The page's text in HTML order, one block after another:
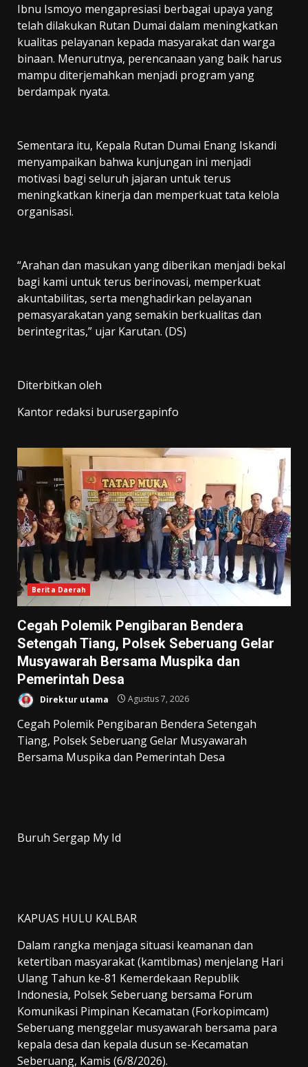
Ibnu Ismoyo mengapresiasi berbagai upaya yang
telah dilakukan Rutan Dumai dalam meningkatkan
kualitas pelayanan kepada masyarakat dan warga
binaan. Menurutnya, perencanaan yang baik harus
mampu diterjemahkan menjadi program yang
berdampak nyata.
Sementara itu, Kepala Rutan Dumai Enang Iskandi
menyampaikan bahwa kunjungan ini menjadi
motivasi bagi seluruh jajaran untuk terus
meningkatkan kinerja dan memperkuat tata kelola
organisasi.
“Arahan dan masukan yang diberikan menjadi bekal
bagi kami untuk terus berinovasi, memperkuat
akuntabilitas, serta menghadirkan pelayanan
pemasyarakatan yang semakin berkualitas dan
berintegritas,” ujar Karutan. (DS)
Diterbitkan oleh
Kantor redaksi burusergapinfo
Berita Daerah
Cegah Polemik Pengibaran Bendera
Setengah Tiang, Polsek Seberuang Gelar
Musyawarah Bersama Muspika dan
Pemerintah Desa
Direktur utama Agustus 7, 2026
Cegah Polemik Pengibaran Bendera Setengah
Tiang, Polsek Seberuang Gelar Musyawarah
Bersama Muspika dan Pemerintah Desa
Buruh Sergap My Id
KAPUAS HULU KALBAR
Dalam rangka menjaga situasi keamanan dan
ketertiban masyarakat (kamtibmas) menjelang Hari
Ulang Tahun ke-81 Kemerdekaan Republik
Indonesia, Polsek Seberuang bersama Forum
Komunikasi Pimpinan Kecamatan (Forkopimcam)
Seberuang menggelar musyawarah bersama para
kepala desa dan kepala dusun se-Kecamatan
Seberuang, Kamis (6/8/2026).